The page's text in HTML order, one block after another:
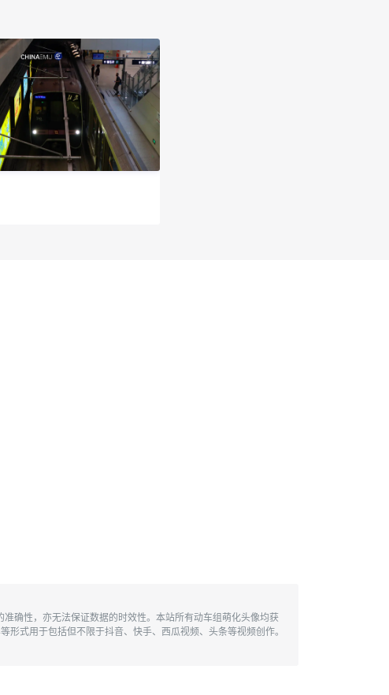
确性，亦无法保证数据的时效性。本站所有动车组萌化头像均获
式用于包括但不限于抖音、快手、西瓜视频、头条等视频创作。